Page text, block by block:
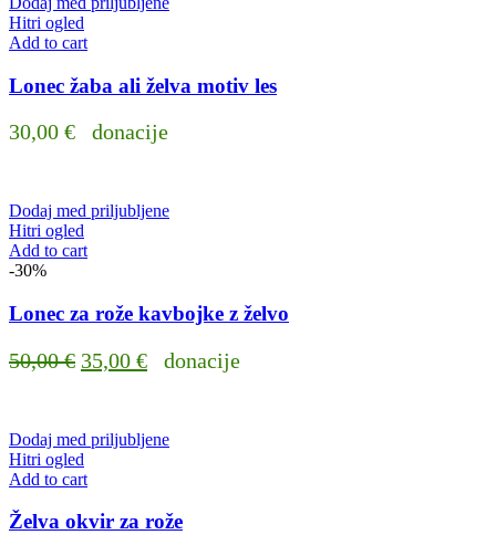
Hitri ogled
Add to cart
Lonec žaba ali želva motiv les
30,00 € donacije
Dodaj med priljubljene
Hitri ogled
Add to cart
-30%
Lonec za rože kavbojke z želvo
50,00€ Original
50,00 €.
35,00 €Current
35,00 €.
donacije
Dodaj med priljubljene
Hitri ogled
Add to cart
Želva okvir za rože